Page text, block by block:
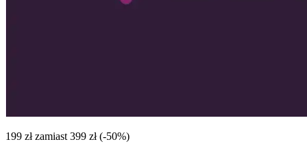
199 zł zamiast 399 zł (-50%)